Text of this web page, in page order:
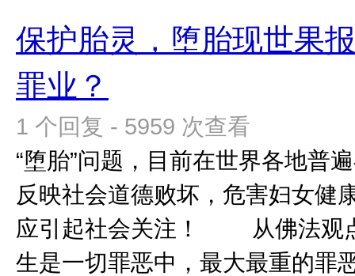
保护胎灵，堕胎现世果
罪业？
1 个回复 - 5959 次查看
“堕胎”问题，目前在世界各地普
反映社会道德败坏，危害妇女健
应引起社会关注！ 从佛法观点
生是一切罪恶中，最大最重的罪